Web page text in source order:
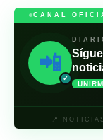
CANAL
📲
✓
📍